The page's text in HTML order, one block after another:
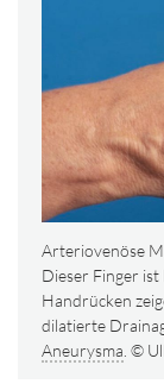
Arteriovenöse
Dieser Finger
Handrücken
dilatierte
Aneurysma . ©